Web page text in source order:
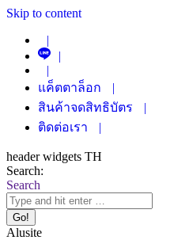
Skip to content
|
|
|
แค็ตตาล็อก
|
สินค้าจดสิทธิบัตร
|
ติดต่อเรา
|
header widgets TH
Search:
Search
Alusite